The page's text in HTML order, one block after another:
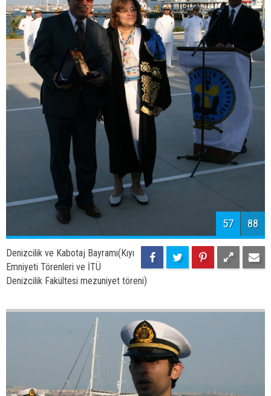
59 88
Denizcilik ve Kabotaj Bayramı(Kıyı
Emniyeti Törenleri ve İTÜ
Denizcilik Fakültesi mezuniyet töreni)